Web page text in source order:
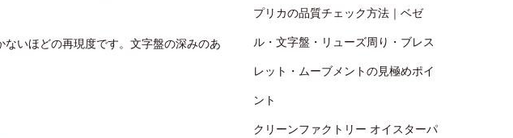
いほどの再現度です。文字盤の深みのあ
プリカの品質チェック方法｜ベゼ
ル・文字盤・リューズ周り・ブレス
レット・ムーブメントの見極めポイ
ント
クリーンファクトリー オイスターパ